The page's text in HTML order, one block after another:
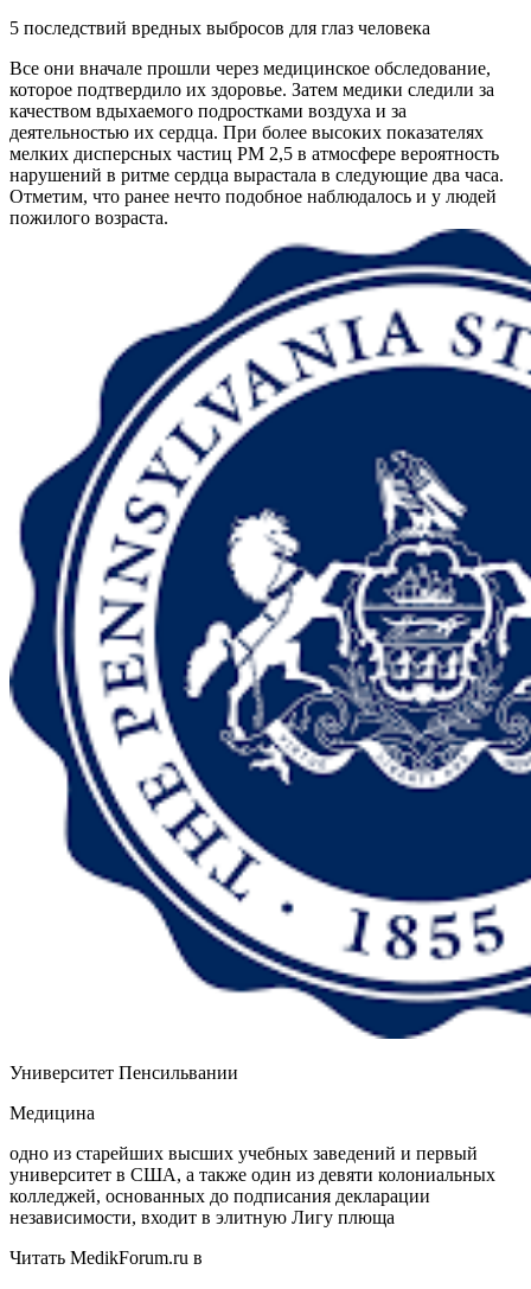
5 последствий вредных выбросов для глаз человека
Все они вначале прошли через медицинское обследование,
которое подтвердило их здоровье. Затем медики следили за
качеством вдыхаемого подростками воздуха и за
деятельностью их сердца. При более высоких показателях
мелких дисперсных частиц PM 2,5 в атмосфере вероятность
нарушений в ритме сердца вырастала в следующие два часа.
Отметим, что ранее нечто подобное наблюдалось и у людей
пожилого возраста.
Университет Пенсильвании
Медицина
одно из старейших высших учебных заведений и первый
университет в США, а также один из девяти колониальных
колледжей, основанных до подписания декларации
независимости, входит в элитную Лигу плюща
Читать MedikForum.ru в